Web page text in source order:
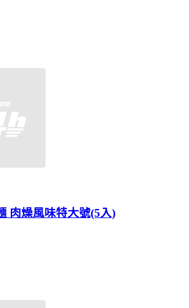
肉燥風味特大號(5入)